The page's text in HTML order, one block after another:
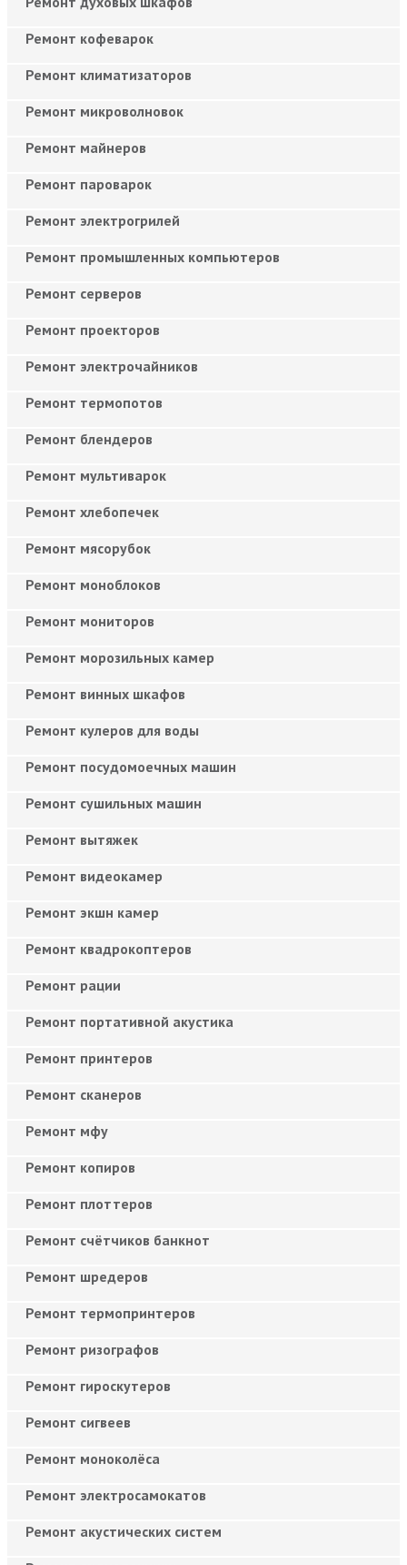
Ремонт кофеварок
Ремонт климатизаторов
Ремонт микроволновок
Ремонт майнеров
Ремонт пароварок
Ремонт электрогрилей
Ремонт промышленных компьютеров
Ремонт серверов
Ремонт проекторов
Ремонт электрочайников
Ремонт термопотов
Ремонт блендеров
Ремонт мультиварок
Ремонт хлебопечек
Ремонт мясорубок
Ремонт моноблоков
Ремонт мониторов
Ремонт морозильных камер
Ремонт винных шкафов
Ремонт кулеров для воды
Ремонт посудомоечных машин
Ремонт сушильных машин
Ремонт вытяжек
Ремонт видеокамер
Ремонт экшн камер
Ремонт квадрокоптеров
Ремонт рации
Ремонт портативной акустика
Ремонт принтеров
Ремонт сканеров
Ремонт мфу
Ремонт копиров
Ремонт плоттеров
Ремонт счётчиков банкнот
Ремонт шредеров
Ремонт термопринтеров
Ремонт ризографов
Ремонт гироскутеров
Ремонт сигвеев
Ремонт моноколёса
Ремонт электросамокатов
Ремонт акустических систем